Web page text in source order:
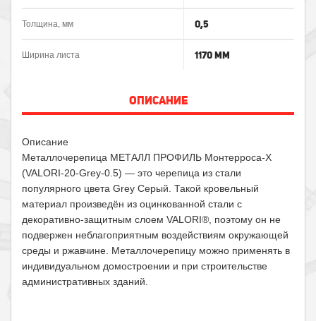
Толщина, мм 0,5
Ширина листа 1170 мм
ОПИСАНИЕ
Описание
Металлочерепица МЕТАЛЛ ПРОФИЛЬ Монтерроса-X
(VALORI-20-Grey-0.5) — это черепица из стали
популярного цвета Grey Серый. Такой кровельный
материал произведён из оцинкованной стали с
декоративно-защитным слоем VALORI®, поэтому он не
подвержен неблагоприятным воздействиям окружающей
среды и ржавчине. Металлочерепицу можно применять в
индивидуальном домостроении и при строительстве
административных зданий.